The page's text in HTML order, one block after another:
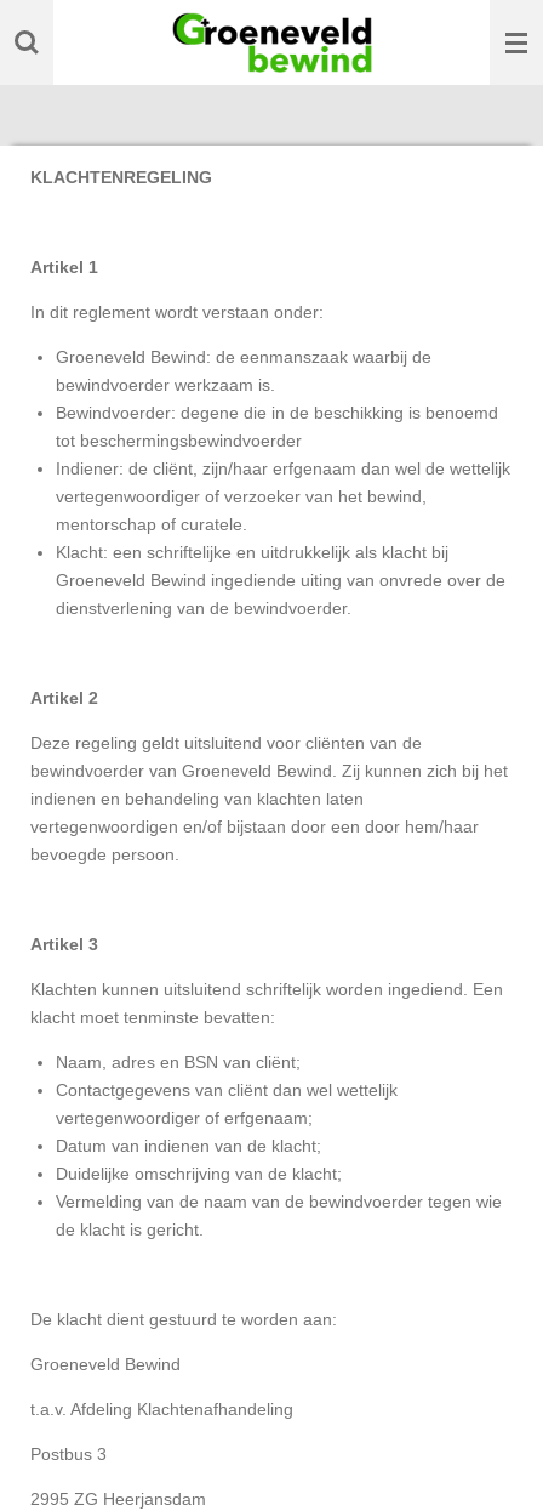
direct
KLACHTENREGELING
Artikel 1
In dit reglement wordt verstaan onder:
Groeneveld Bewind: de eenmanszaak waarbij de
bewindvoerder werkzaam is.
Bewindvoerder: degene die in de beschikking is benoemd
tot beschermingsbewindvoerder
Indiener: de cliënt, zijn/haar erfgenaam dan wel de wettelijk
vertegenwoordiger of verzoeker van het bewind,
mentorschap of curatele.
Klacht: een schriftelijke en uitdrukkelijk als klacht bij
Groeneveld Bewind ingediende uiting van onvrede over de
dienstverlening van de bewindvoerder.
Artikel 2
Deze regeling geldt uitsluitend voor cliënten van de
bewindvoerder van Groeneveld Bewind. Zij kunnen zich bij het
indienen en behandeling van klachten laten
vertegenwoordigen en/of bijstaan door een door hem/haar
bevoegde persoon.
Artikel 3
Klachten kunnen uitsluitend schriftelijk worden ingediend. Een
klacht moet tenminste bevatten:
Naam, adres en BSN van cliënt;
Contactgegevens van cliënt dan wel wettelijk
vertegenwoordiger of erfgenaam;
Datum van indienen van de klacht;
Duidelijke omschrijving van de klacht;
Vermelding van de naam van de bewindvoerder tegen wie
de klacht is gericht.
De klacht dient gestuurd te worden aan:
Groeneveld Bewind
t.a.v. Afdeling Klachtenafhandeling
Postbus 3
2995 ZG Heerjansdam